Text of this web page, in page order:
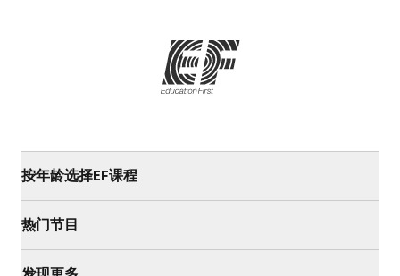
按年龄选择EF课程
热门节目